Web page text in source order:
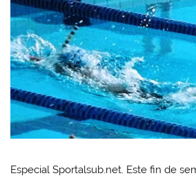
Especial Sportalsub.net. Este fin de